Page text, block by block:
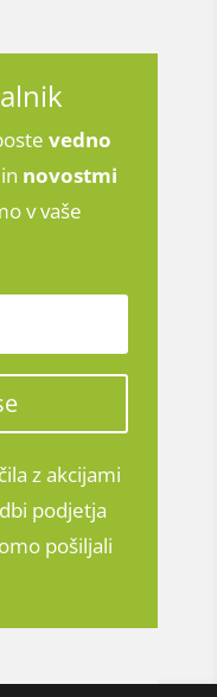
vedno
novostmi
v vaše
z akcijami
podjetja
pošiljali